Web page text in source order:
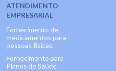
ATENDIMENTO
EMPRESARIAL
Fornecimento de
medicamentos para
pessoas físicas.
Fornecimento para
Planos de Saúde